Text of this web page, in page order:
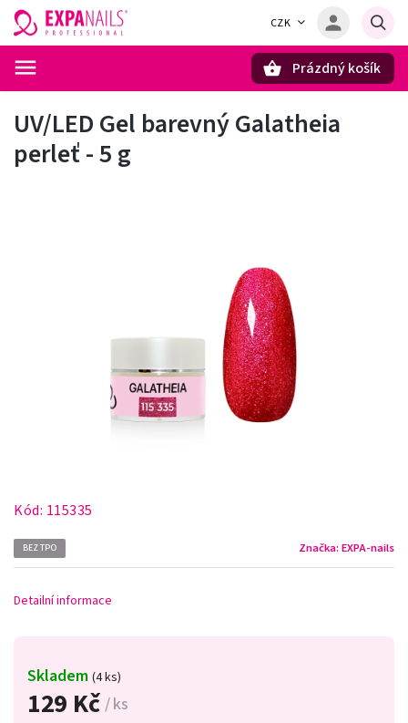
CZK
Prázdný košík
UV/LED Gel barevný Galatheia
perleť - 5 g
Kód: 115335
BEZ TPO Značka: EXPA-nails
129 Kč / ks
Skladem (4 ks)
Detailní informace